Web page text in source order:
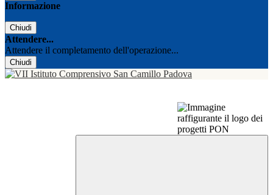
Informazione
Chiudi
Attendere...
Attendere il completamento dell'operazione...
Chiudi